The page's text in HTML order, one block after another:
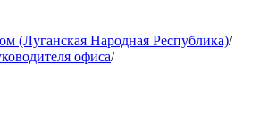
(Луганская Народная Республика)/
офиса/